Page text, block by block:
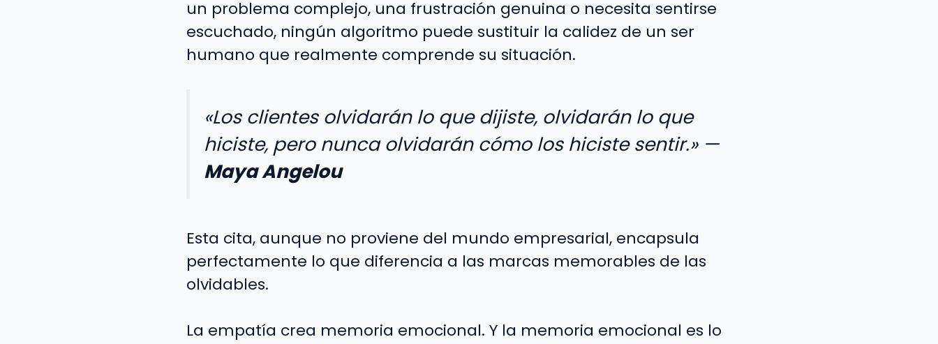
un problema complejo, una frustración genuina o necesita sentirse
escuchado, ningún algoritmo puede sustituir la calidez de un ser
humano que realmente comprende su situación.
«Los clientes olvidarán lo que dijiste, olvidarán lo que
hiciste, pero nunca olvidarán cómo los hiciste sentir.» —
Maya Angelou
Esta cita, aunque no proviene del mundo empresarial, encapsula
perfectamente lo que diferencia a las marcas memorables de las
olvidables.
La empatía crea memoria emocional. Y la memoria emocional es lo